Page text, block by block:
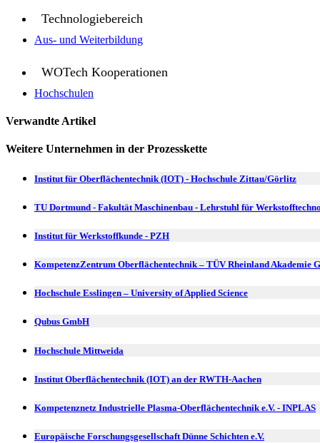
Technologiebereich
Aus- und Weiterbildung
WOTech Kooperationen
Hochschulen
Verwandte Artikel
Weitere Unternehmen in der Prozesskette
Institut für Oberflächentechnik (IOT) - Hochschule Zittau/Görlitz
TU Dortmund - Fakultät Maschinenbau - Lehrstuhl für
Institut für Werkstoffkunde - PZH
KompetenzZentrum Oberflächentechnik – TÜV Rheinland Akademie
Hochschule Esslingen – University of Applied Science
Qubus GmbH
Hochschule Mittweida
Institut Oberflächentechnik (IOT) an der RWTH-Aachen
Kompetenznetz Industrielle Plasma-Oberflächentechnik e.V. - INPLAS
Europäische Forschungsgesellschaft Dünne Schichten e.V.